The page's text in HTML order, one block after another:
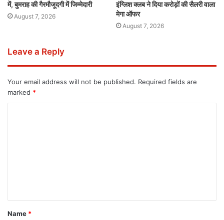
में, बुमराह की गैरमौजूदगी में जिम्मेदारी
August 7, 2026
इंग्लिश क्लब ने दिया करोड़ों की सैलरी वाला
मेगा ऑफर
August 7, 2026
Leave a Reply
Your email address will not be published. Required fields are
marked *
Name *